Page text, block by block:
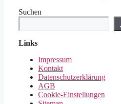
Suchen
Links
Impressum
Kontakt
Datenschutzerklärung
AGB
Cookie-Einstellungen